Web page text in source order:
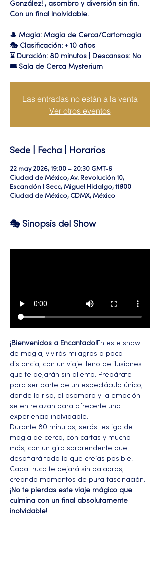
González! , asombro y diversión sin fin.
Con un final Inolvidable.
🎩 Magia: Magia de Cerca/Cartomagia
🎭 Clasificación: + 10 años
⌛ Duración: 80 minutos | Descansos: No
🎟 Sala de Cerca Mysterium
Las entradas no están a la venta
Ver otros eventos
Sede | Fecha | Horarios
22 may 2026, 19:00 – 20:30 GMT-6
Ciudad de México, Av. Revolución 10,
Escandón I Secc, Miguel Hidalgo, 11800
Ciudad de México, CDMX, México
🎭 Sinopsis del Show
¡Bienvenidos a Encantado!En este show
de magia, vivirás milagros a poca
distancia, con un viaje lleno de ilusiones
que te dejarán sin aliento. Prepárate
para ser parte de un espectáculo único,
donde la risa, el asombro y la emoción
se entrelazan para ofrecerte una
experiencia inolvidable.
Durante 80 minutos, serás testigo de
magia de cerca, con cartas y mucho
más, con un giro sorprendente que
desafiará todo lo que creías posible.
Cada truco te dejará sin palabras,
creando momentos de pura fascinación.
¡No te pierdas este viaje mágico que
culmina con un final absolutamente
inolvidable!